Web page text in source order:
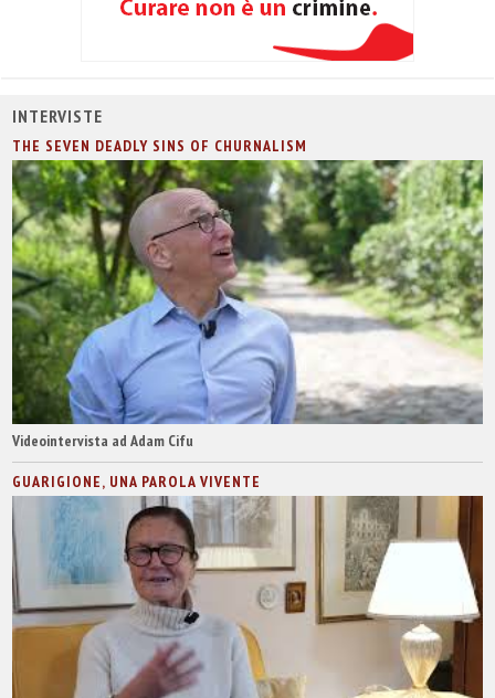
INTERVISTE
THE SEVEN DEADLY SINS OF CHURNALISM
Videointervista ad Adam Cifu
GUARIGIONE, UNA PAROLA VIVENTE